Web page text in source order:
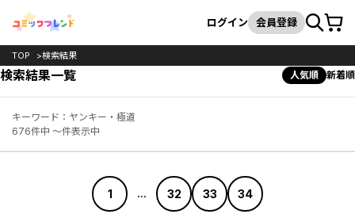
検索
ログイン 会員登録カート
TOP 検索結果
検索結果一覧 人気順 新着順
キーワード：ヤンキー・極道
676件中 ～件表示中
1 ... 32 33 34